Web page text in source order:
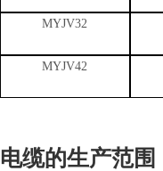
MYJV32
MYJV42
电缆的生产范围